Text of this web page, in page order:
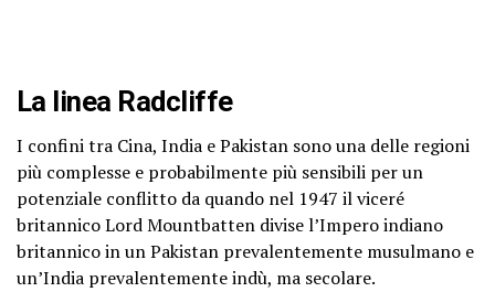
La linea Radcliffe
I confini tra Cina, India e Pakistan sono una delle regioni
più complesse e probabilmente più sensibili per un
potenziale conflitto da quando nel 1947 il viceré
britannico Lord Mountbatten divise l’Impero indiano
britannico in un Pakistan prevalentemente musulmano e
un’India prevalentemente indù, ma secolare.